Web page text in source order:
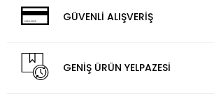
GÜVENLİ ALIŞVERİŞ
GENİŞ ÜRÜN YELPAZESİ